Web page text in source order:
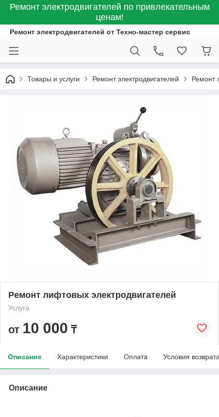
Ремонт электродвигателей по привлекательным
ценам!
Ремонт электродвигателей от Техно-мастер сервис
Товары и услуги Ремонт электродвигателей Ремонт
Ремонт лифтовых электродвигателей
Услуга
от 10 000 ₸
Описание Характеристики Оплата Условия
Описание